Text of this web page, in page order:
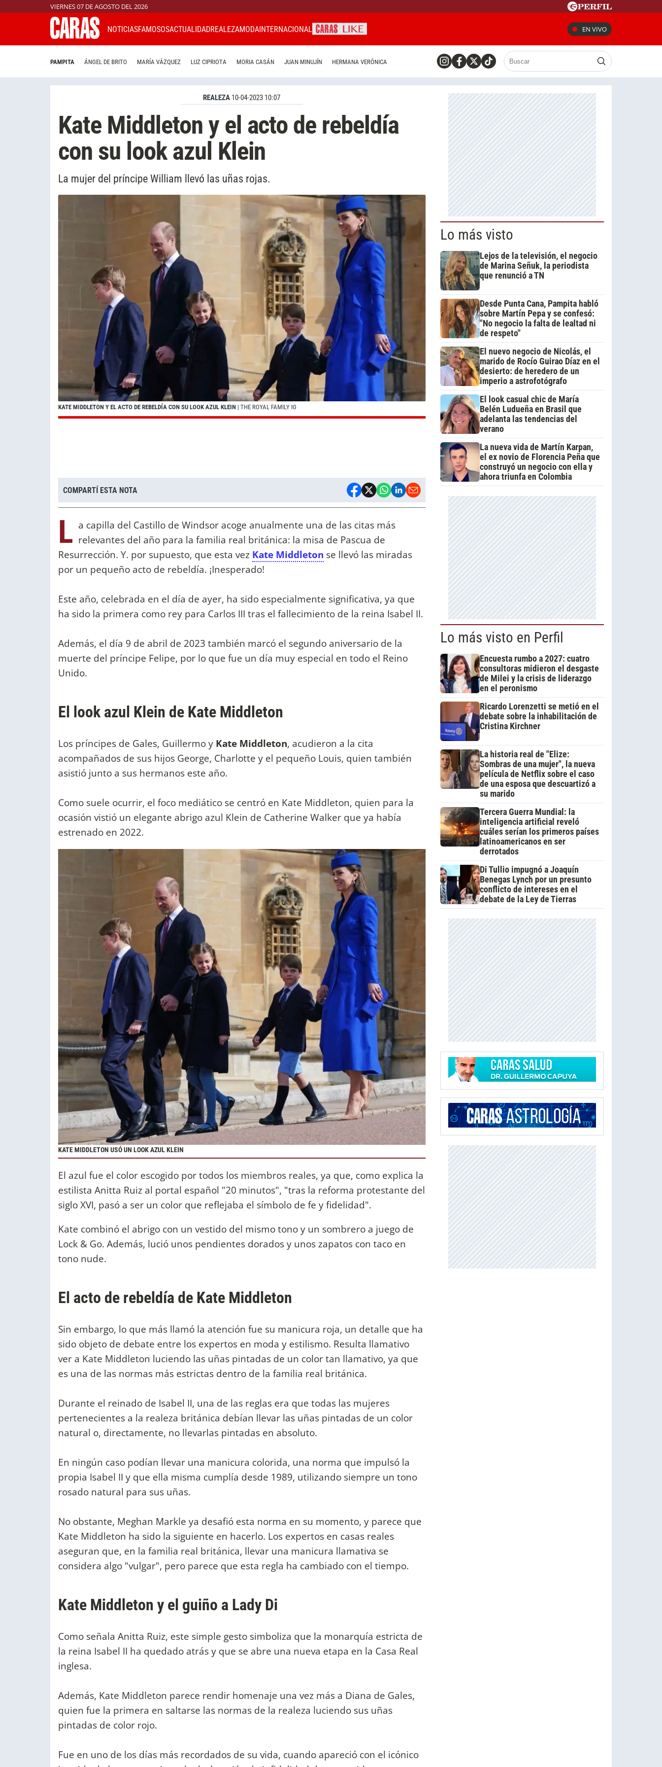
VIERNES 07 DE AGOSTO DEL 2026
NOTICIASFAMOSOSACTUALIDADREALEZAMODAINTERNACIONAL EN VIVO
PAMPITA ÁNGEL DE BRITO MARÍA VÁZQUEZ LUZ CIPRIOTA MORIA CASÁN JUAN MINUJÍN HERMANA VERÓNICA
REALEZA 10-04-2023 10:07
Kate Middleton y el acto de rebeldía
con su look azul Klein
La mujer del príncipe William llevó las uñas rojas.
KATE MIDDLETON Y EL ACTO DE REBELDÍA CON SU LOOK AZUL KLEIN | THE ROYAL FAMILY IG
COMPARTÍ ESTA NOTA
L a capilla del Castillo de Windsor acoge anualmente una de las citas más
relevantes del año para la familia real británica: la misa de Pascua de
Resurrección. Y. por supuesto, que esta vez Kate Middleton se llevó las miradas
por un pequeño acto de rebeldía. ¡Inesperado!
Este año, celebrada en el día de ayer, ha sido especialmente significativa, ya que
ha sido la primera como rey para Carlos III tras el fallecimiento de la reina Isabel II.
Además, el día 9 de abril de 2023 también marcó el segundo aniversario de la
muerte del príncipe Felipe, por lo que fue un día muy especial en todo el Reino
Unido.
El look azul Klein de Kate Middleton
Los príncipes de Gales, Guillermo y Kate Middleton, acudieron a la cita
acompañados de sus hijos George, Charlotte y el pequeño Louis, quien también
asistió junto a sus hermanos este año.
Como suele ocurrir, el foco mediático se centró en Kate Middleton, quien para la
ocasión vistió un elegante abrigo azul Klein de Catherine Walker que ya había
estrenado en 2022.
KATE MIDDLETON USÓ UN LOOK AZUL KLEIN
El azul fue el color escogido por todos los miembros reales, ya que, como explica la
estilista Anitta Ruiz al portal español "20 minutos", "tras la reforma protestante del
siglo XVI, pasó a ser un color que reflejaba el símbolo de fe y fidelidad".
Kate combinó el abrigo con un vestido del mismo tono y un sombrero a juego de
Lock & Go. Además, lució unos pendientes dorados y unos zapatos con taco en
tono nude.
El acto de rebeldía de Kate Middleton
Sin embargo, lo que más llamó la atención fue su manicura roja, un detalle que ha
sido objeto de debate entre los expertos en moda y estilismo. Resulta llamativo
ver a Kate Middleton luciendo las uñas pintadas de un color tan llamativo, ya que
es una de las normas más estrictas dentro de la familia real británica.
Durante el reinado de Isabel II, una de las reglas era que todas las mujeres
pertenecientes a la realeza británica debían llevar las uñas pintadas de un color
natural o, directamente, no llevarlas pintadas en absoluto.
En ningún caso podían llevar una manicura colorida, una norma que impulsó la
propia Isabel II y que ella misma cumplía desde 1989, utilizando siempre un tono
rosado natural para sus uñas.
No obstante, Meghan Markle ya desafió esta norma en su momento, y parece que
Kate Middleton ha sido la siguiente en hacerlo. Los expertos en casas reales
aseguran que, en la familia real británica, llevar una manicura llamativa se
considera algo "vulgar", pero parece que esta regla ha cambiado con el tiempo.
Kate Middleton y el guiño a Lady Di
Como señala Anitta Ruiz, este simple gesto simboliza que la monarquía estricta de
la reina Isabel II ha quedado atrás y que se abre una nueva etapa en la Casa Real
inglesa.
Además, Kate Middleton parece rendir homenaje una vez más a Diana de Gales,
quien fue la primera en saltarse las normas de la realeza luciendo sus uñas
pintadas de color rojo.
Fue en uno de los días más recordados de su vida, cuando apareció con el icónico
Lo más visto
Lejos de la televisión, el negocio
de Marina Señuk, la periodista
que renunció a TN
Desde Punta Cana, Pampita habló
sobre Martín Pepa y se confesó:
"No negocio la falta de lealtad ni
de respeto"
El nuevo negocio de Nicolás, el
marido de Rocío Guirao Díaz en el
desierto: de heredero de un
imperio a astrofotógrafo
El look casual chic de María
Belén Ludueña en Brasil que
adelanta las tendencias del
verano
La nueva vida de Martín Karpan,
el ex novio de Florencia Peña que
construyó un negocio con ella y
ahora triunfa en Colombia
Lo más visto en Perfil
Encuesta rumbo a 2027: cuatro
consultoras midieron el desgaste
de Milei y la crisis de liderazgo
en el peronismo
Ricardo Lorenzetti se metió en el
debate sobre la inhabilitación de
Cristina Kirchner
La historia real de "Elize:
Sombras de una mujer", la nueva
película de Netflix sobre el caso
de una esposa que descuartizó a
su marido
Tercera Guerra Mundial: la
inteligencia artificial reveló
cuáles serían los primeros países
latinoamericanos en ser
derrotados
Di Tullio impugnó a Joaquín
Benegas Lynch por un presunto
conflicto de intereses en el
debate de la Ley de Tierras